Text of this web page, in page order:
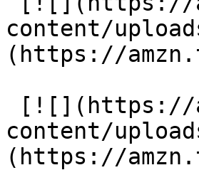
content/
(https://
content/
(https://